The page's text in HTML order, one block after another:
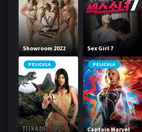
Showroom 2022 Sex Girl 7
PELICULA PELICULA
Captain Marvel